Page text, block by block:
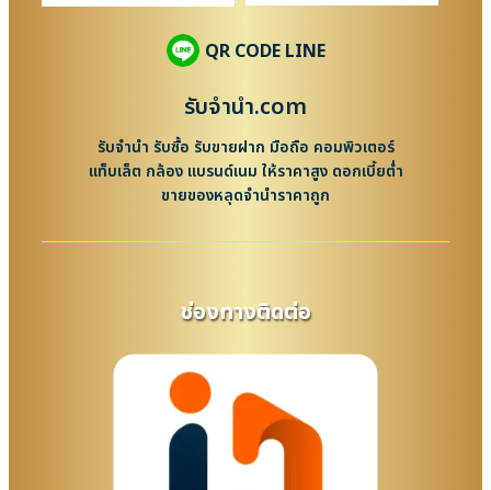
QR CODE LINE
รับจํานํา.com
รับจำนำ รับซื้อ รับขายฝาก มือถือ คอมพิวเตอร์
แท็บเล็ต กล้อง แบรนด์เนม ให้ราคาสูง ดอกเบี้ยต่ำ
ขายของหลุดจำนำราคาถูก
ช่องทางติดต่อ